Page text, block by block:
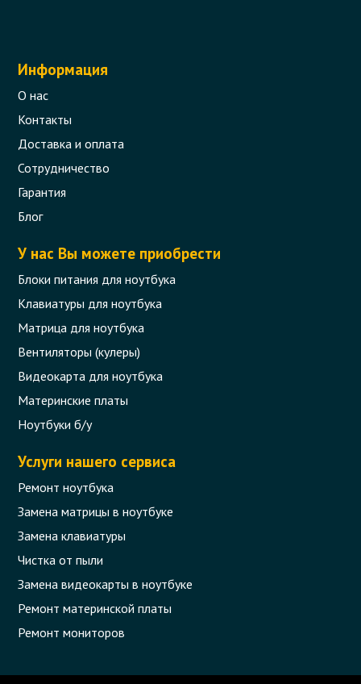
Информация
О нас
Контакты
Доставка и оплата
Сотрудничество
Гарантия
Блог
У нас Вы можете приобрести
Блоки питания для ноутбука
Клавиатуры для ноутбука
Матрица для ноутбука
Вентиляторы (кулеры)
Видеокарта для ноутбука
Материнские платы
Ноутбуки б/у
Услуги нашего сервиса
Ремонт ноутбука
Замена матрицы в ноутбуке
Замена клавиатуры
Чистка от пыли
Замена видеокарты в ноутбуке
Ремонт материнской платы
Ремонт мониторов